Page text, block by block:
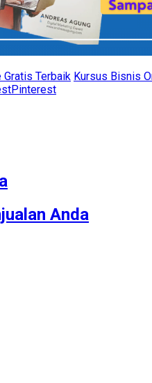
Terbaik Kursus Bisnis
Pinterest
Anda